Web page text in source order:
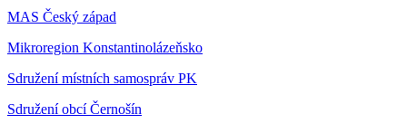
MAS Český západ
Mikroregion Konstantinolázeňsko
Sdružení místních samospráv PK
Sdružení obcí Černošín